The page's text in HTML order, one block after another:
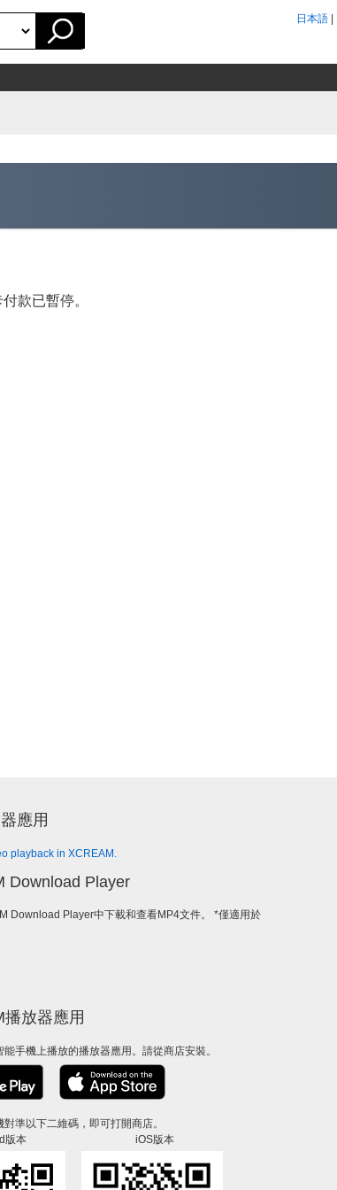
日本語
款已暫停。
應用
playback in XCREAM.
Download Player
Download Player中下載和查看MP4文件。 *僅適用於
放器應用
手機上播放的播放器應用。請從商店安裝。
準以下二維碼，即可打開商店。
版本
iOS版本